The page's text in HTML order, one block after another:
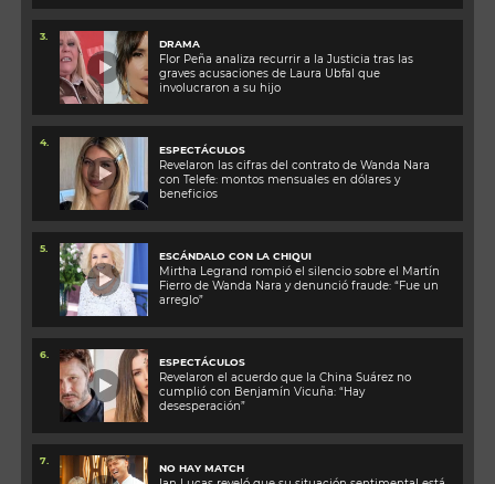
3.
DRAMA
Flor Peña analiza recurrir a la Justicia tras las
graves acusaciones de Laura Ubfal que
involucraron a su hijo
4.
ESPECTÁCULOS
Revelaron las cifras del contrato de Wanda Nara
con Telefe: montos mensuales en dólares y
beneficios
5.
ESCÁNDALO CON LA CHIQUI
Mirtha Legrand rompió el silencio sobre el Martín
Fierro de Wanda Nara y denunció fraude: “Fue un
arreglo”
6.
ESPECTÁCULOS
Revelaron el acuerdo que la China Suárez no
cumplió con Benjamín Vicuña: “Hay
desesperación”
7.
NO HAY MATCH